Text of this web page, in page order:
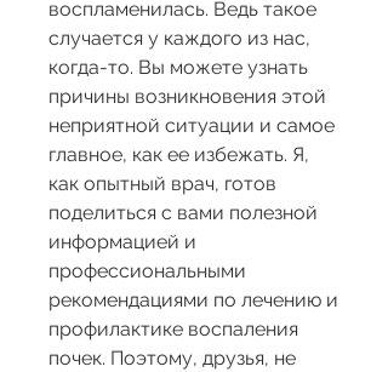
воспламенилась. Ведь такое
случается у каждого из нас,
когда-то. Вы можете узнать
причины возникновения этой
неприятной ситуации и самое
главное, как ее избежать. Я,
как опытный врач, готов
поделиться с вами полезной
информацией и
профессиональными
рекомендациями по лечению и
профилактике воспаления
почек. Поэтому, друзья, не